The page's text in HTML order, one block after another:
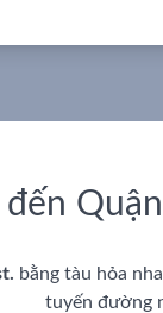
bằng tàu hỏa
tuyến đường